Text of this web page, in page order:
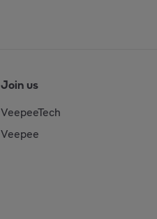
Join us
VeepeeTech
Veepee